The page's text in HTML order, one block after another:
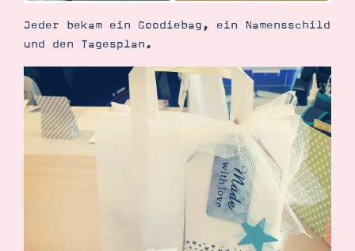
Jeder bekam ein Goodiebag, ein Namensschild
und den Tagesplan.